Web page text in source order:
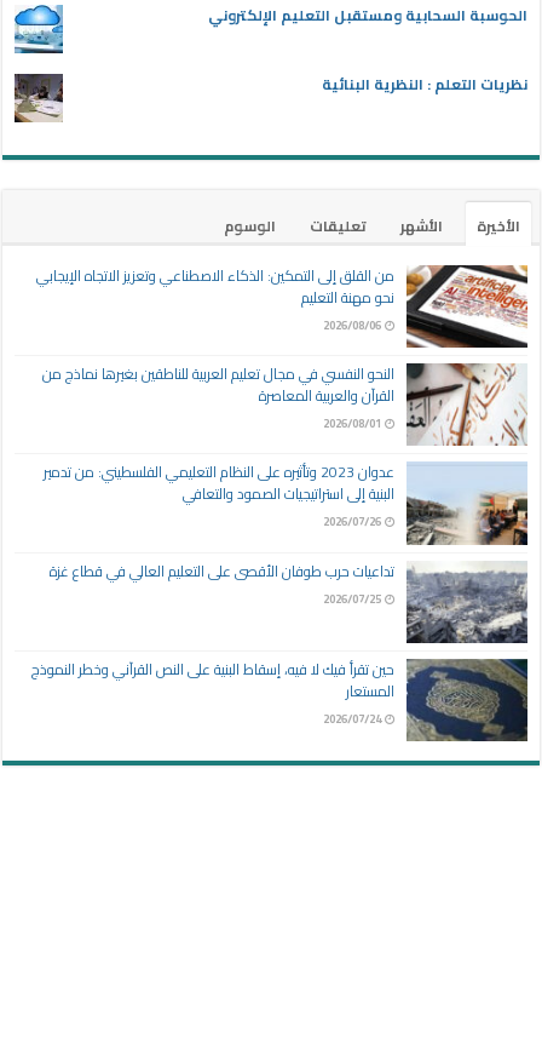
الحوسبة السحابية ومستقبل التعليم الإلكتروني
نظريات التعلم : النظرية البنائية
الأخيرة الأشهر تعليقات
الوسوم
من القلق إلى التمكين: الذكاء الاصطناعي وتعزيز الاتجاه الإيجابي
نحو مهنة التعليم
2026/08/06
النحو النفسي في مجال تعليم العربية للناطقين بغيرها نماذج من
القرآن والعربية المعاصرة
2026/08/01
عدوان 2023 وتأثيره على النظام التعليمي الفلسطيني: من تدمير
البنية إلى استراتيجيات الصمود والتعافي
2026/07/26
تداعيات حرب طوفان الأقصى على التعليم العالي في قطاع غزة
2026/07/25
حين تقرأ فيك لا فيه، إسقاط البنية على النص القرآني وخطر النموذج
المستعار
2026/07/24